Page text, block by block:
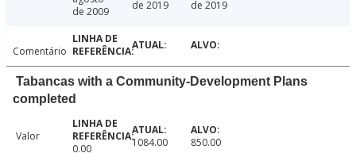
de 2009
de 2019
de 2019
Comentário
Tabancas with a Community-Development Plans
completed
Valor
0.00
1084.00 850.00